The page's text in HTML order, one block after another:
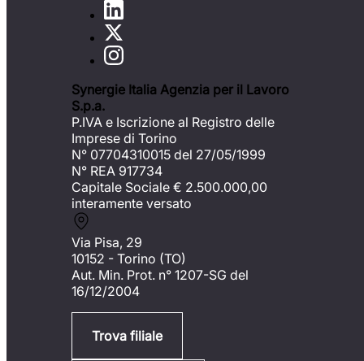
Synergie Italia Agenzia per il Lavoro
S.p.a.
P.IVA e Iscrizione al Registro delle
Imprese di Torino
N° 07704310015 del 27/05/1999
N° REA 917734
Capitale Sociale € 2.500.000,00
interamente versato
Via Pisa, 29
10152 - Torino (TO)
Aut. Min. Prot. n° 1207-SG del
16/12/2004
Trova filiale